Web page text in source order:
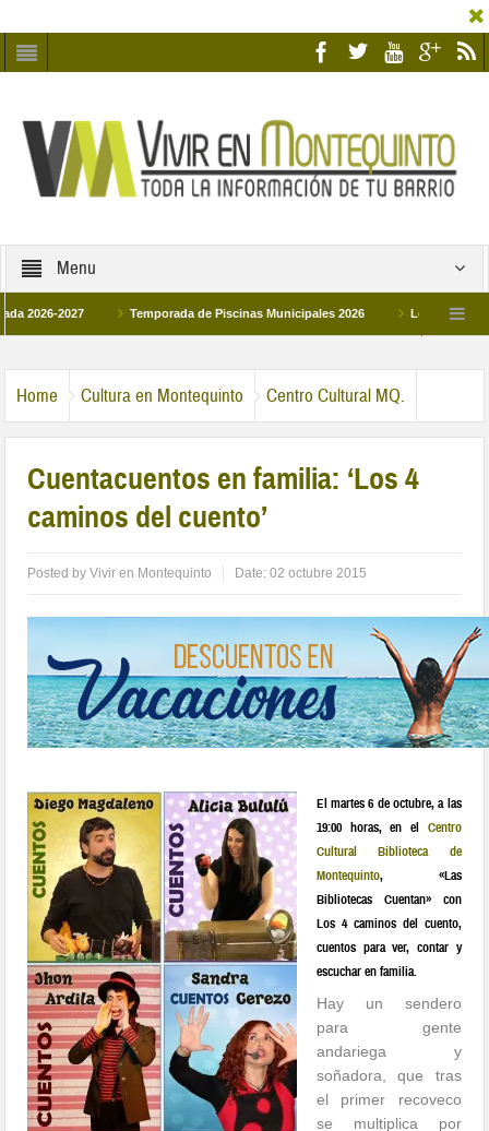
Menu
2027 Temporada de Piscinas Municipales 2026 Los Campus de
Home Cultura en Montequinto Centro Cultural MQ.
Cuentacuentos en familia: ‘Los 4
caminos del cuento’
Posted byVivir en Montequinto Date:02 octubre 2015
El martes 6 de octubre, a las
19:00 horas, en el Centro
Cultural Biblioteca de
Montequinto, «Las
Bibliotecas Cuentan» con
Los 4 caminos del cuento,
cuentos para ver, contar y
escuchar en familia.
Hay un sendero
para gente
andariega y
soñadora, que tras
el primer recoveco
se multiplica por